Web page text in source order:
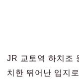
JR 교토역 하치조
치한 뛰어난 입지